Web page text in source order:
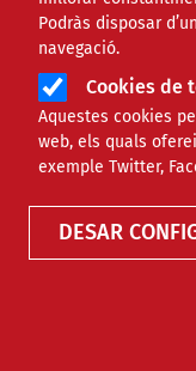
Podràs disposar
navegació.
Cookies de
Aquestes cookies
web, els quals
exemple Twitter,
DESAR
Sebastià
està
NOTÍCIES